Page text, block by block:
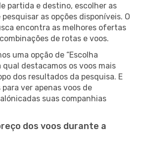
partida e destino, escolher as
as opções disponíveis. O
encontra as melhores ofertas
de rotas e voos.
uma opção de “Escolha
qual destacamos os voos mais
dos resultados da pesquisa. E
ver apenas voos de
suas companhias
dos voos durante a